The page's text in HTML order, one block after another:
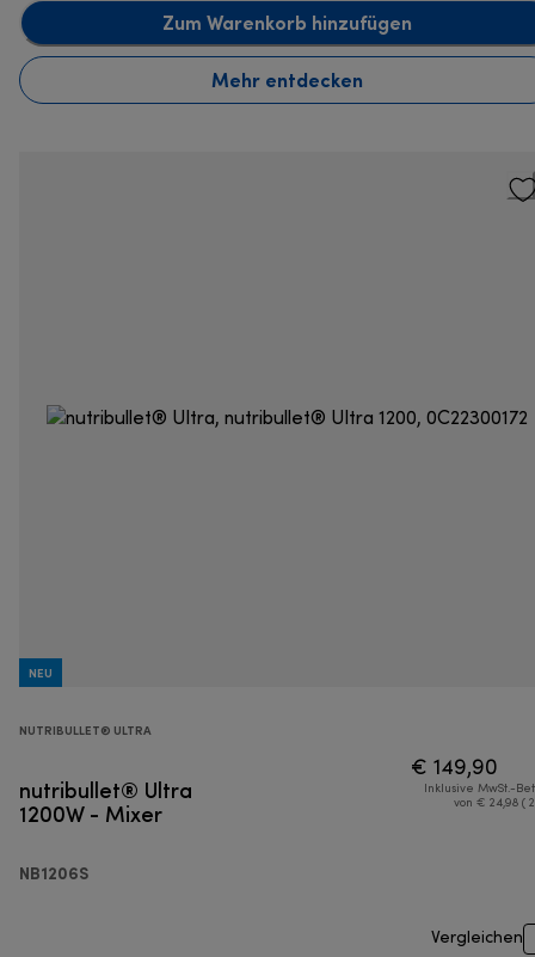
Zum Warenkorb hinzufügen
Mehr entdecken
NEU
NUTRIBULLET® ULTRA
nutribullet® Ultra
1200W - Mixer
NB1206S
€ 149,90
Inklusive MwSt.-
von € 24,98 (
Vergleichen